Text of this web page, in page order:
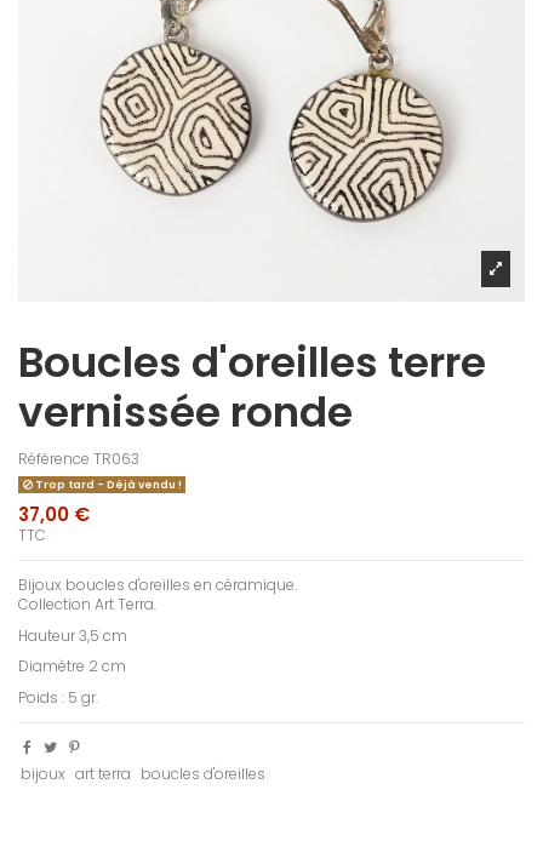
Boucles d'oreilles terre
vernissée ronde
Référence TR063
Trop tard - Déjà vendu !
37,00 €
TTC
Bijoux boucles d'oreilles en céramique.
Collection Art Terra.
Hauteur 3,5 cm
Diamètre 2 cm
Poids : 5 gr.
bijoux art terra boucles d'oreilles